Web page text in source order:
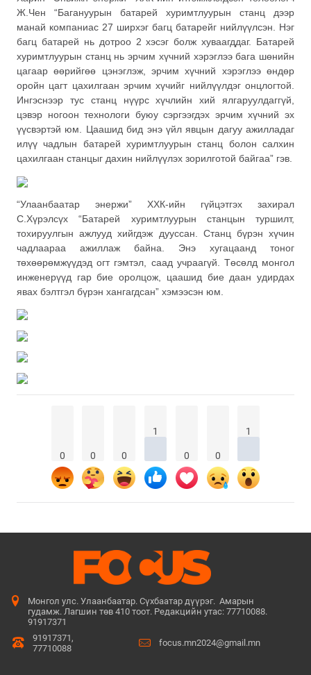
Ж.Чен “Багануурын батарей хуримтлуурын станц дээр
манай компаниас 27 ширхэг багц батарейг нийлүүлсэн. Нэг
багц батарей нь дотроо 2 хэсэг болж хуваагддаг. Батарей
хуримтлуурын станц нь эрчим хүчний хэрэглээ бага шөнийн
цагаар өөрийгөө цэнэглэж, эрчим хүчний хэрэглээ өндөр
оройн цагт цахилгаан эрчим хүчийг нийлүүлдэг онцлогтой.
Ингэснээр тус станц нүүрс хүчлийн хий ялгаруулдаггүй,
цэвэр ногоон технологи буюу сэргээгдэх эрчим хүчний эх
үүсвэртэй юм. Цаашид бид энэ үйл явцын дагуу ажилладаг
илүү чадлын батарей хуримтлуурын станц болон салхин
цахилгаан станцыг дахин нийлүүлэх зорилготой байгаа” гэв.
“Улаанбаатар энержи” ХХК-ийн гүйцэтгэх захирал
С.Хүрэлсүх “Батарей хуримтлуурын станцын туршилт,
тохируулгын ажлууд хийгдэж дууссан. Станц бүрэн хүчин
чадлаараа ажиллаж байна. Энэ хугацаанд тоног
төхөөрөмжүүдэд огт гэмтэл, саад учраагүй. Төсөлд монгол
инженерүүд гар бие оролцож, цаашид бие даан удирдах
явах бэлтгэл бүрэн хангагдсан” хэмээсэн юм.
0 0 0
1
0 0
1
Монгол улс. Улаанбаатар. Сүхбаатар дүүрэг. Амарын
гудамж. Лагшин төв 410 тоот. Редакцийн утас: 77710088.
91917371
91917371,
77710088
focus.mn2024@gmail.mn